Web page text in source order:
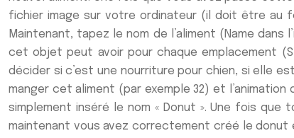
fichier image sur votre ordinateur (il doit être au
Maintenant, tapez le nom de l’aliment (Name
cet objet peut avoir pour chaque emplacement
décider si c’est une nourriture pour chien, si elle
manger cet aliment (par exemple 32) et l’animation
simplement inséré le nom « Donut ». Une fois
maintenant vous avez correctement créé le